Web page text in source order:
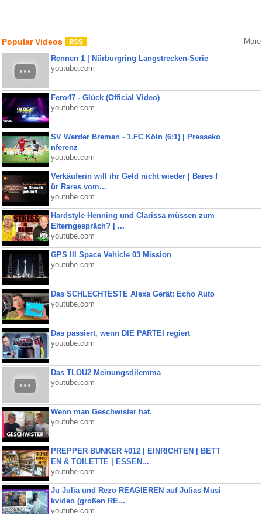
Popular Videos More
Rennen 1 | Nürburgring Langstrecken-Serie
youtube.com
Fero47 - Glück (Official Video)
youtube.com
SV Werder Bremen - 1.FC Köln (6:1) | Presseko
nferenz
youtube.com
Verkäuferin will ihr Geld nicht wieder | Bares f
ür Rares vom...
youtube.com
Hardstyle Henning und Clarissa müssen zum
Elterngespräch? | ...
youtube.com
GPS III Space Vehicle 03 Mission
youtube.com
Das SCHLECHTESTE Alexa Gerät: Echo Auto
youtube.com
Das passiert, wenn DIE PARTEI regiert
youtube.com
Das TLOU2 Meinungsdilemma
youtube.com
Wenn man Geschwister hat.
youtube.com
PREPPER BUNKER #012 | EINRICHTEN | BETT
EN & TOILETTE | ESSEN...
youtube.com
Ju Julia und Rezo REAGIEREN auf Julias Musi
kvideo (großen RE...
youtube.com